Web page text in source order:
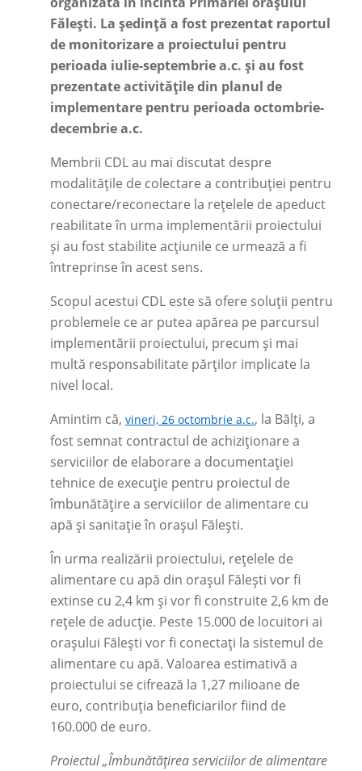
Fălești. La ședință a fost prezentat raportul
de monitorizare a proiectului pentru
perioada iulie-septembrie a.c. și au fost
prezentate activitățile din planul de
implementare pentru perioada octombrie-
decembrie a.c.
Membrii CDL au mai discutat despre
modalitățile de colectare a contribuției pentru
conectare/reconectare la rețelele de apeduct
reabilitate în urma implementării proiectului
și au fost stabilite acțiunile ce urmează a fi
întreprinse în acest sens.
Scopul acestui CDL este să ofere soluții pentru
problemele ce ar putea apărea pe parcursul
implementării proiectului, precum și mai
multă responsabilitate părților implicate la
nivel local.
Amintim că, vineri, 26 octombrie a.c., la Bălți, a
fost semnat contractul de achiziționare a
serviciilor de elaborare a documentației
tehnice de execuție pentru proiectul de
îmbunătățire a serviciilor de alimentare cu
apă și sanitație în orașul Fălești.
În urma realizării proiectului, rețelele de
alimentare cu apă din orașul Fălești vor fi
extinse cu 2,4 km și vor fi construite 2,6 km de
rețele de aducție. Peste 15.000 de locuitori ai
orașului Fălești vor fi conectați la sistemul de
alimentare cu apă. Valoarea estimativă a
proiectului se cifrează la 1,27 milioane de
euro, contribuția beneficiarilor fiind de
160.000 de euro.
Proiectul „Îmbunătățirea serviciilor de alimentare